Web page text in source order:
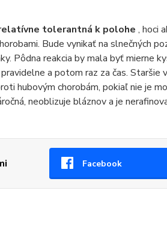
tolerantná k polohe , hoci
Bude vynikať na slnečných
Pôdna reakcia by mala byť mierne
a potom raz za čas. Staršie
hubovým chorobám, pokiaľ nie je
neoblizuje bláznov a je
Facebook